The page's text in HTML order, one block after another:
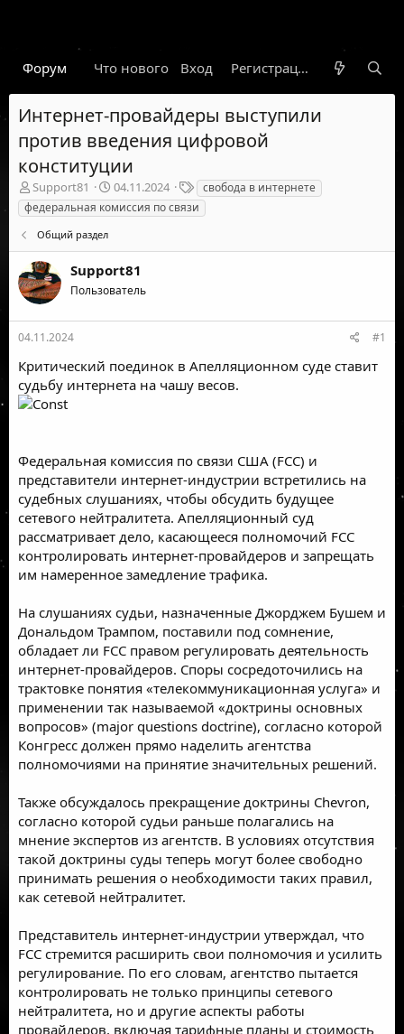
Форум Что нового Гарант Новости
Вход Регистрация
Интернет-провайдеры выступили
против введения цифровой
конституции
А
в
т
о
р
т
е
м
Support81
Д
а
т
н
а
а
04.11.2024
Т
е
г
свобода в интернете
федеральная комиссия по связи
Общий раздел
Support81
Пользователь
04.11.2024 #1
Критический поединок в Апелляционном суде ставит
судьбу интернета на чашу весов.
Федеральная комиссия по связи США (FCC) и
представители интернет-индустрии встретились на
судебных слушаниях, чтобы обсудить будущее
сетевого нейтралитета. Апелляционный суд
рассматривает дело, касающееся полномочий FCC
контролировать интернет-провайдеров и запрещать
им намеренное замедление трафика.
На слушаниях судьи, назначенные Джорджем Бушем и
Дональдом Трампом, поставили под сомнение,
обладает ли FCC правом регулировать деятельность
интернет-провайдеров. Споры сосредоточились на
трактовке понятия «телекоммуникационная услуга» и
применении так называемой «доктрины основных
вопросов» (major questions doctrine), согласно которой
Конгресс должен прямо наделить агентства
полномочиями на принятие значительных решений.
Также обсуждалось прекращение доктрины Chevron,
согласно которой судьи раньше полагались на
мнение экспертов из агентств. В условиях отсутствия
такой доктрины суды теперь могут более свободно
принимать решения о необходимости таких правил,
как сетевой нейтралитет.
Представитель интернет-индустрии утверждал, что
FCC стремится расширить свои полномочия и усилить
регулирование. По его словам, агентство пытается
контролировать не только принципы сетевого
нейтралитета, но и другие аспекты работы
провайдеров, включая тарифные планы и стоимость